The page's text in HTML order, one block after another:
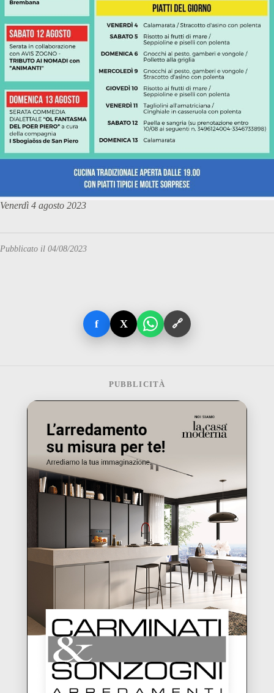
Venerdì 4 agosto 2023
Pubblicato il 04/08/2023
f X 🔗
PUBBLICITÀ